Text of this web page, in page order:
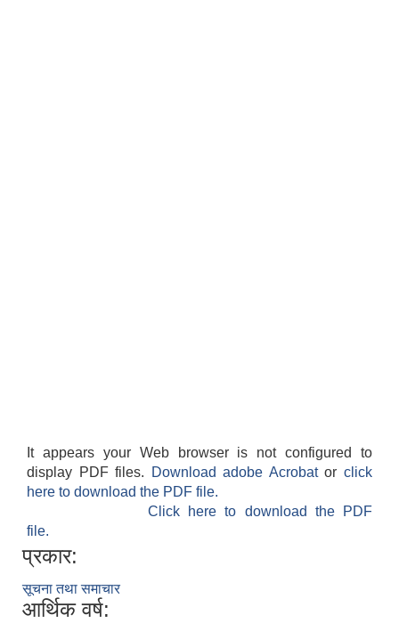
It appears your Web browser is not configured to
display PDF files.
Download adobe Acrobatorclick
here to download the PDF file.
Click here to download the PDF
file.
प्रकार:
सूचना तथा समाचार
आर्थिक वर्ष: